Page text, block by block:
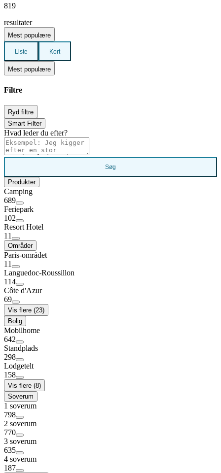
819
resultater
Mest populære
Liste Kort
Mest populære
Filtre
Ryd filtre
Smart Filter
Hvad leder du efter?
Søg
Produkter
Camping
689
Feriepark
102
Resort Hotel
11
Områder
Paris-området
11
Languedoc-Roussillon
114
Côte d'Azur
69
Vis flere (23)
Bolig
Mobilhome
642
Standplads
298
Lodgetelt
158
Vis flere (8)
Soverum
1 soverum
798
2 soverum
770
3 soverum
635
4 soverum
187